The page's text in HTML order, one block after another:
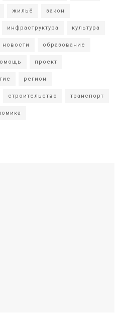
жильё закон
инфраструктура культура
новости образование
проект
регион
строительство транспорт